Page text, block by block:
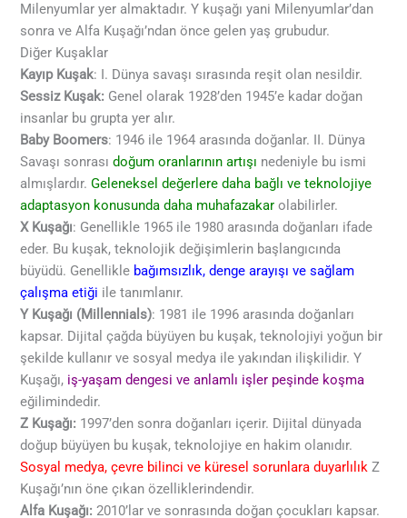
Milenyumlar yer almaktadır. Y kuşağı yani Milenyumlar’dan
sonra ve Alfa Kuşağı’ndan önce gelen yaş grubudur.
Diğer Kuşaklar
Kayıp Kuşak: I. Dünya savaşı sırasında reşit olan nesildir.
Sessiz Kuşak: Genel olarak 1928’den 1945’e kadar doğan
insanlar bu grupta yer alır.
Baby Boomers: 1946 ile 1964 arasında doğanlar. II. Dünya
Savaşı sonrasıdoğum oranlarının artışı nedeniyle bu ismi
almışlardır.Geleneksel değerlere daha bağlı ve teknolojiye
adaptasyon konusunda daha muhafazakar olabilirler.
X Kuşağı: Genellikle 1965 ile 1980 arasında doğanları ifade
eder. Bu kuşak, teknolojik değişimlerin başlangıcında
büyüdü. Genellikle bağımsızlık, denge arayışı ve sağlam
çalışma etiği ile tanımlanır.
Y Kuşağı (Millennials): 1981 ile 1996 arasında doğanları
kapsar. Dijital çağda büyüyen bu kuşak, teknolojiyi yoğun bir
şekilde kullanır ve sosyal medya ile yakından ilişkilidir. Y
Kuşağı, iş-yaşam dengesi ve anlamlı işler peşinde koşma
eğilimindedir.
Z Kuşağı: 1997’den sonra doğanları içerir. Dijital dünyada
doğup büyüyen bu kuşak, teknolojiye en hakim olanıdır.
Sosyal medya, çevre bilinci ve küresel sorunlara duyarlılık Z
Kuşağı’nın öne çıkan özelliklerindendir.
Alfa Kuşağı: 2010’lar ve sonrasında doğan çocukları kapsar.